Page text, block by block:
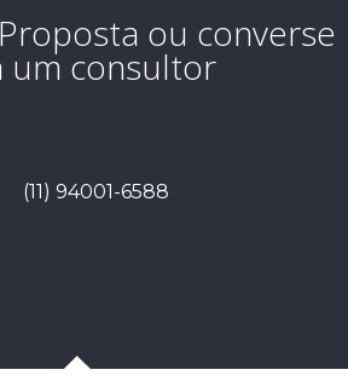
ou converse
um consultor
(11) 94001-6588